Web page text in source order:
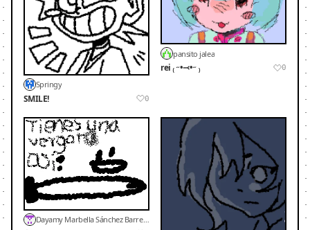
Springy
SMILE! 0
pansito jalea
rei ₍ ˶•⤙•˶ ₎ 0
Dayamy Marbella Sánchez Barrera